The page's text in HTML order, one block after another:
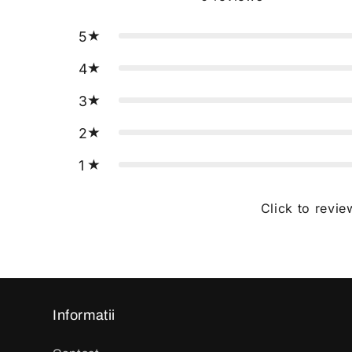
5
4
3
2
1
Click to
Informatii